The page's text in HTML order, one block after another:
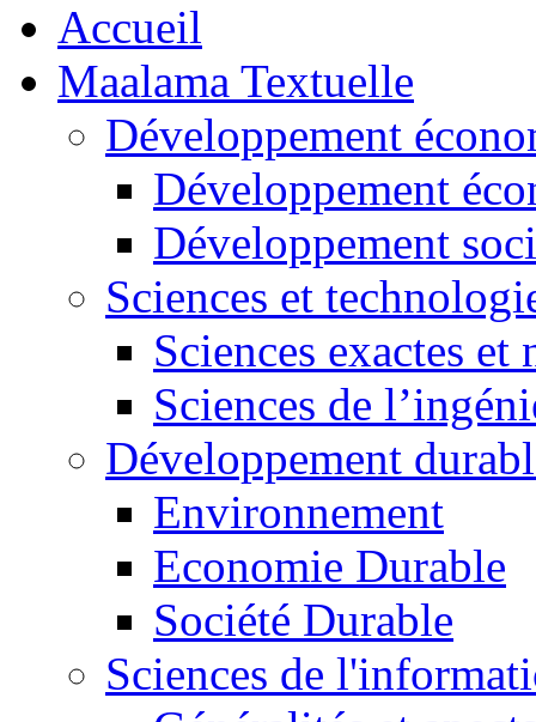
Accueil
Maalama Textuelle
Développement
Développement
Développement
Sciences et
Sciences exactes et
Sciences de
Développement
Environnement
Economie Durable
Société Durable
Sciences de